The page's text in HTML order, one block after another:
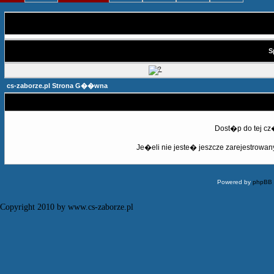
cs-zaborze.pl Strona G��wna
Dost�p do tej
Je�eli nie jeste� jeszcze
Powered byphpBB
Copyright 2010 by www.cs-zaborze.pl